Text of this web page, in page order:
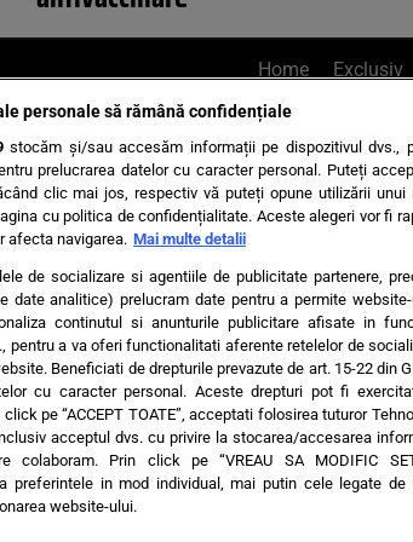
Home Exclusiv
Scrie-ne pe
Ultimele stiri Diete
Echipa editorială Termeni si condiții
personale să rămână confidențiale
stocăm și/sau accesăm informații pe dispozitivul dvs.,
prelucrarea datelor cu caracter personal. Puteți
clic mai jos, respectiv vă puteți opune utilizării unui
cu politica de confidențialitate. Aceste alegeri vor fi
afecta navigarea. Mai multe detalii
de socializare si agentiile de publicitate partenere,
date analitice) prelucram date pentru a permite
continutul si anunturile publicitare afisate in
pentru a va oferi functionalitati aferente retelelor de
Beneficiati de drepturile prevazute de art. 15-22 din
cu caracter personal. Aceste drepturi pot fi
click pe “ACCEPT TOATE”, acceptati folosirea tuturor
acceptul dvs. cu privire la stocarea/accesarea
Prin click pe “VREAU SA MODIFIC
preferintele in mod individual, mai putin cele legate de
website-ului.